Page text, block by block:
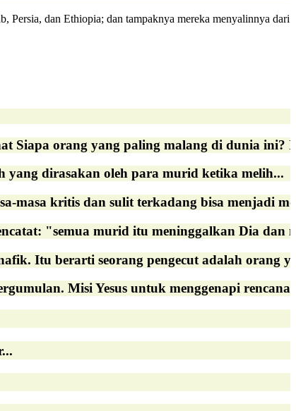
Persia, dan Ethiopia; dan tampaknya mereka menyalinnya dari
Siapa orang yang paling malang di dunia ini?
yang dirasakan oleh para murid ketika melih...
masa kritis dan sulit terkadang bisa menjadi
"semua murid itu meninggalkan Dia dan
Itu berarti seorang pengecut adalah orang
Misi Yesus untuk menggenapi rencana